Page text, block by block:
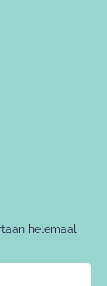
helemaal